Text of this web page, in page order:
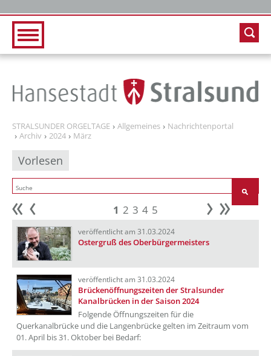
STRALSUNDER ORGELTAGE Allgemeines
Nachrichtenportal
Archiv
2024 März
Vorlesen
Anfang 1 2 3 4 5 weiter
veröffentlicht am 31.03.2024
Ostergruß des Oberbürgermeisters
veröffentlicht am 31.03.2024
Brückenöffnungszeiten der Stralsunder
Kanalbrücken in der Saison 2024
Folgende Öffnungszeiten für die
Querkanalbrücke und die Langenbrücke gelten im Zeitraum vom
01. April bis 31. Oktober bei Bedarf: